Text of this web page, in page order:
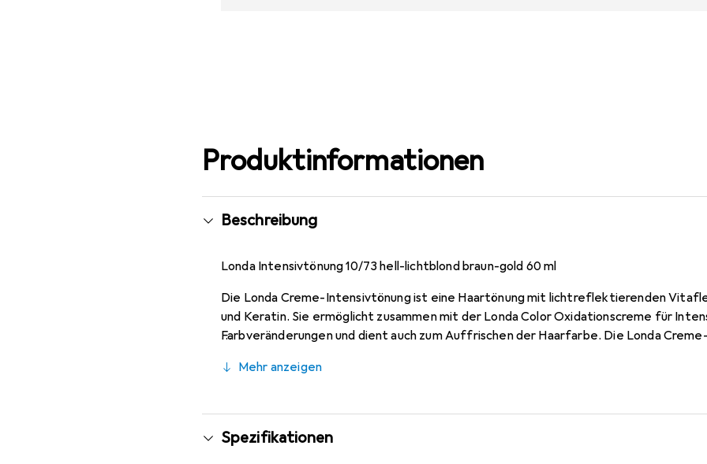
Produktinformationen
Beschreibung
Londa Intensivtönung 10/73 hell-lichtblond braun-gold 60 ml
Die Londa Creme-Intensivtönung ist eine Haartönung mit lichtreflektierenden
und Keratin. Sie ermöglicht zusammen mit der Londa Color Oxidationscreme für
Farbveränderungen und dient auch zum Auffrischen der Haarfarbe. Die Londa
mit bis zu 50% Weissabdeckung. Die ammoniakfreie Londa Creme-Intensivtönung mit
jünger aussehendes Haar.
Mehr anzeigen
Spezifikationen